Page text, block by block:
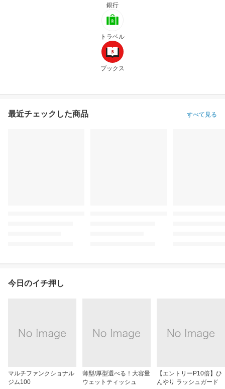
銀行
トラベル
ブックス
最近チェックした商品 すべて見る
今日のイチ押し
マルチファンクショナル
ジム100
薄型/厚型選べる！大容量
ウェットティッシュ
【エントリーP10倍】ひ
んやり ラッシュガード